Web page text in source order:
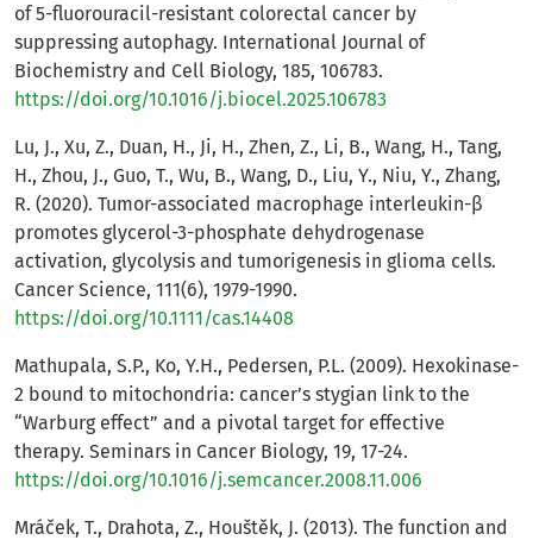
of 5-fluorouracil-resistant colorectal cancer by
suppressing autophagy. International Journal of
Biochemistry and Cell Biology, 185, 106783.
https://doi.org/10.1016/j.biocel.2025.106783
Lu, J., Xu, Z., Duan, H., Ji, H., Zhen, Z., Li, B., Wang, H., Tang,
H., Zhou, J., Guo, T., Wu, B., Wang, D., Liu, Y., Niu, Y., Zhang,
R. (2020). Tumor-associated macrophage interleukin-β
promotes glycerol-3-phosphate dehydrogenase
activation, glycolysis and tumorigenesis in glioma cells.
Cancer Science, 111(6), 1979-1990.
https://doi.org/10.1111/cas.14408
Mathupala, S.P., Ko, Y.H., Pedersen, P.L. (2009). Hexokinase-
2 bound to mitochondria: cancer’s stygian link to the
“Warburg effect” and a pivotal target for effective
therapy. Seminars in Cancer Biology, 19, 17-24.
https://doi.org/10.1016/j.semcancer.2008.11.006
Mráček, T., Drahota, Z., Houštěk, J. (2013). The function and